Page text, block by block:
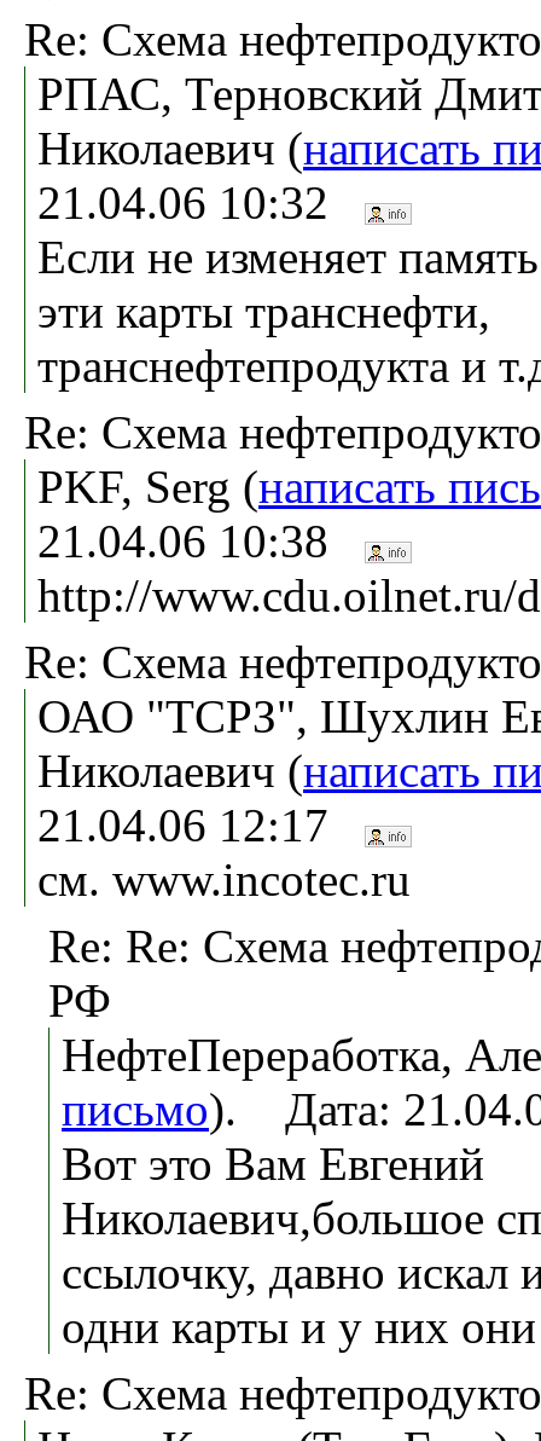
Re: Схема
РПАС, Терновский
Николаевич (написать
21.04.06 10:32
Если не изменяет
эти карты транснефти,
транснефтепродукта и
Re: Схема
PKF, Serg (написать
21.04.06 10:38
http://www.cdu.oilnet.ru/
Re: Схема
ОАО "ТСРЗ", Шухлин
Николаевич (написать
21.04.06 12:17
см. www.incotec.ru
Re: Re: Схема
РФ
НефтеПереработка,
письмо). Дата:
Вот это Вам Евгений
Николаевич,большое
ссылочку, давно искал
одни карты и у них они
Re: Схема